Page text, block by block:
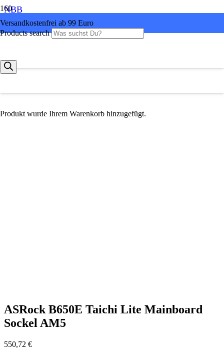
Versandkostenfrei ab 99 Euro
Products search
Produkt wurde Ihrem Warenkorb hinzugefügt.
NBB
ASRock B650E Taichi Lite Mainboard
Sockel AM5
550,72 €